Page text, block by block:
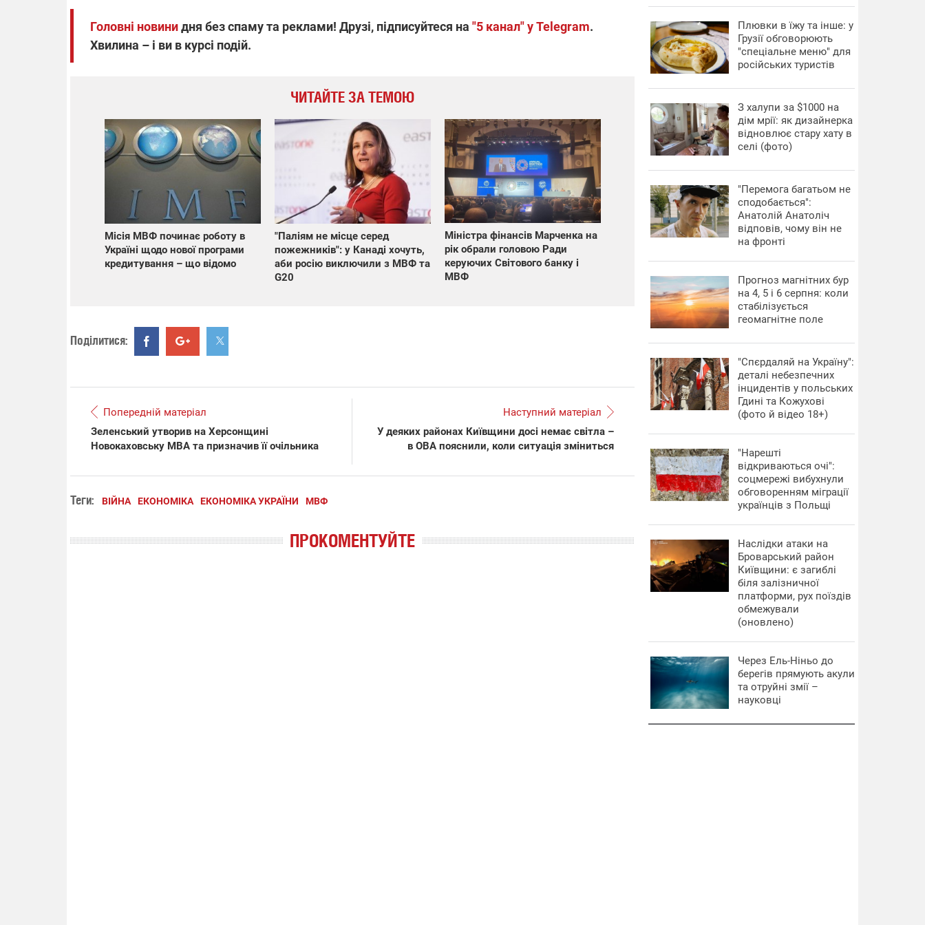
Головні новинидня без спаму та реклами! Друзі, підписуйтеся на "5 канал" у Telegram.
Хвилина – і ви в курсі подій.
ЧИТАЙТЕ ЗА ТЕМОЮ
Місія МВФ починає роботу в
Україні щодо нової програми
кредитування – що відомо
"Паліям не місце серед
пожежників": у Канаді хочуть,
аби росію виключили з МВФ та
G20
Міністра фінансів Марченка на
рік обрали головою Ради
керуючих Світового банку і
МВФ
Поділитися:
Попередній матеріал
Зеленський утворив на Херсонщині
Новокаховську МВА та призначив її очільника
Наступний матеріал
У деяких районах Київщини досі немає світла –
в ОВА пояснили, коли ситуація зміниться
Теги: ВІЙНА ЕКОНОМІКА ЕКОНОМІКА УКРАЇНИ МВФ
ПРОКОМЕНТУЙТЕ
Плювки в їжу та інше: у
Грузії обговорюють
"спеціальне меню" для
російських туристів
З халупи за $1000 на
дім мрії: як дизайнерка
відновлює стару хату в
селі (фото)
"Перемога багатьом не
сподобається":
Анатолій Анатоліч
відповів, чому він не
на фронті
Прогноз магнітних бур
на 4, 5 і 6 серпня: коли
стабілізується
геомагнітне поле
"Спєрдаляй на Україну":
деталі небезпечних
інцидентів у польських
Гдині та Кожухові
(фото й відео 18+)
"Нарешті
відкриваються очі":
соцмережі вибухнули
обговоренням міграції
українців з Польщі
Наслідки атаки на
Броварський район
Київщини: є загиблі
біля залізничної
платформи, рух поїздів
обмежували
(оновлено)
Через Ель-Ніньо до
берегів прямують акули
та отруйні змії –
науковці